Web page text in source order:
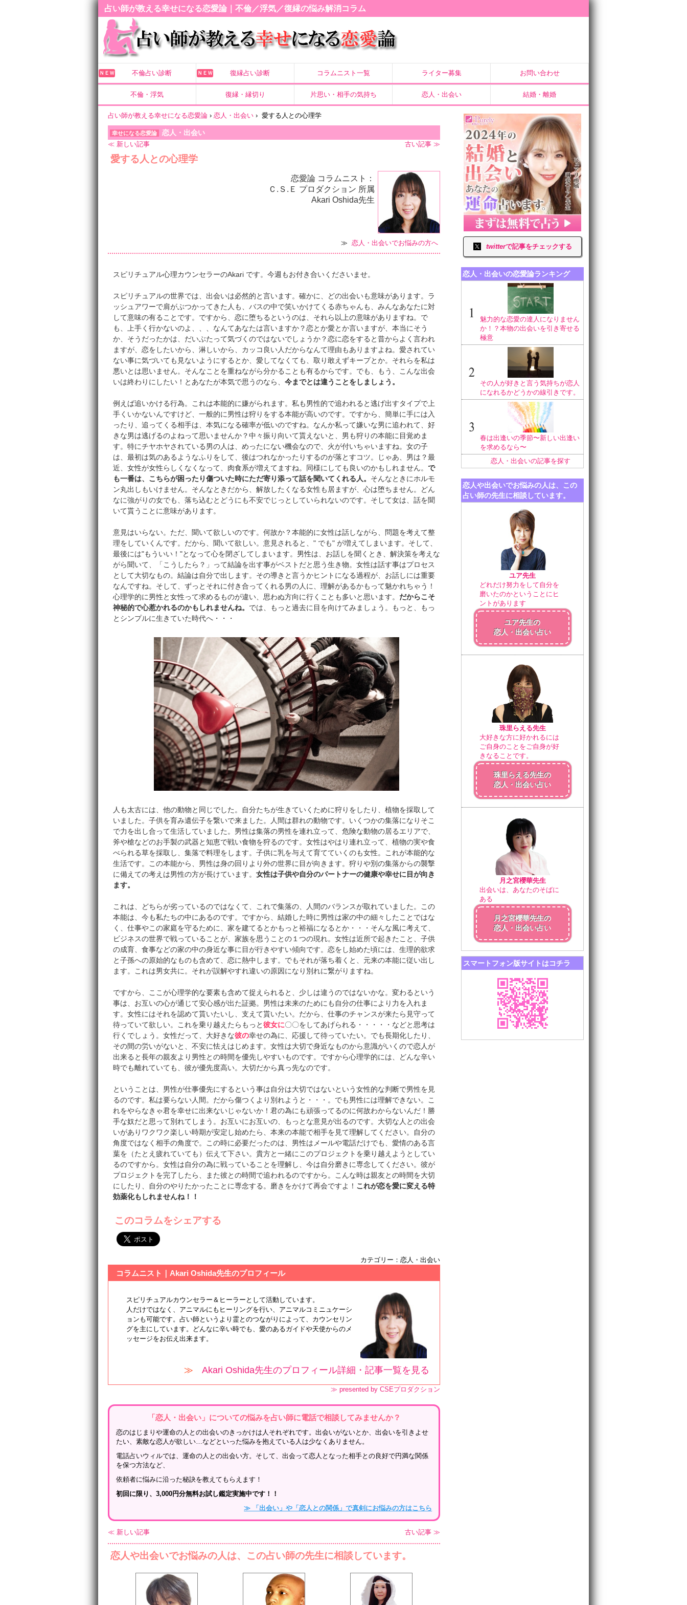
占い師が教える幸せになる恋愛論｜不倫／浮気／復縁の悩み解消コラム
ＮＥＷ 不倫占い診断 ＮＥＷ 復縁占い診断 コラムニスト一覧 ライター募集 お問い合わせ
不倫・浮気 復縁・縁切り 片思い・相手の気持ち 恋人・出会い 結婚・離婚
占い師が教える幸せになる恋愛論 ›恋人・出会い › 愛する人との心理学
幸せになる恋愛論 恋人・出会い
≪ 新しい記事 古い記事 ≫
愛する人との心理学
恋愛論 コラムニスト：
Ｃ.Ｓ.Ｅ プロダクション 所属
Akari Oshida先生
≫恋人・出会いでお悩みの方へ
スピリチュアル心理カウンセラーのAkari です。今週もお付き合いくださいませ。
スピリチュアルの世界では、出会いは必然的と言います。確かに、どの出会いも意味があります。ラ
ッシュアワーで肩がぶつかってきた人も、バスの中で笑いかけてくる赤ちゃんも、みんなあなたに対
して意味の有ることです。ですから、恋に堕ちるというのは、それら以上の意味がありますね。で
も、上手く行かないのよ、、、なんてあなたは言いますか？恋とか愛とか言いますが、本当にそう
か、そうだったかは、だいぶたって気づくのではないでしょうか？恋に恋をすると昔からよく言われ
ますが、恋をしたいから、淋しいから、カッコ良い人だからなんて理由もありますよね。愛されてい
ない事に気づいても見ないようにするとか、愛してなくても、取り敢えずキープとか。それらを私は
悪いとは思いません。そんなことを重ねながら分かることも有るからです。でも、もう、こんな出会
いは終わりにしたい！とあなたが本気で思うのなら、今までとは違うことをしましょう。
例えば追いかける行為。これは本能的に嫌がられます。私も男性的で追われると逃げ出すタイプで上
手くいかないんですけど、一般的に男性は狩りをする本能が高いのです。ですから、簡単に手には入
ったり、追ってくる相手は、本気になる確率が低いのですね。なんか私って嫌いな男に追われて、好
きな男は逃げるのよねって思いませんか？中々振り向いて貰えないと、男も狩りの本能に目覚めま
す。特にチヤホヤされている男の人は、めったにない機会なので、火が付いちゃいますね。女の子
は、最初は気のあるようなふりをして、後はつれなかったりするのが落とすコツ。じゃあ、男は？最
近、女性が女性らしくなくなって、肉食系が増えてますね。同様にしても良いのかもしれません。で
も一番は、こちらが困ったり傷ついた時にただ寄り添って話を聞いてくれる人。 そんなときにホルモ
ン丸出しもいけません。そんなときだから、解放したくなる女性も居ますが、心は堕ちません。どん
なに強がりの女でも、落ち込むとどうにも不安でじっとしていられないのです。そして女は、話を聞
いて貰うことに意味があります。
意見はいらない。ただ、聞いて欲しいのです。何故か？本能的に女性は話しながら、問題を考えて整
理をしていくんです。だから、聞いて欲しい。意見されると、" でも" が増えてしまいます。そして、
最後には"もういい！"となって心を閉ざしてしまいます。男性は、お話しを聞くとき、解決策を考えな
がら聞いて、「こうしたら？」って結論を出す事がベストだと思う生き物。女性は話す事はプロセス
として大切なもの。結論は自分で出します。その導きと言うかヒントになる過程が、お話しには重要
なんですね。そして、ずっとそれに付き合ってくれる男の人に、理解があるかもって魅かれちゃう！
心理学的に男性と女性って求めるものが違い、思わぬ方向に行くことも多いと思います。 だからこそ
神秘的で心惹かれるのかもしれませんね。 では、もっと過去に目を向けてみましょう。もっと、もっ
とシンプルに生きていた時代へ・・・
人も太古には、他の動物と同じでした。自分たちが生きていくために狩りをしたり、植物を採取して
いました。子供を育み遺伝子を繋いで来ました。人間は群れの動物です。いくつかの集落になりそこ
で力を出し合って生活していました。男性は集落の男性を連れ立って、危険な動物の居るエリアで、
斧や槍などのお手製の武器と知恵で戦い食物を狩るのです。女性はやはり連れ立って、植物の実や食
べられる草を採取し、集落で料理をします。子供に乳を与えて育てていくのも女性。これが本能的な
生活です。この本能から、男性は身の回りより外の世界に目が向きます。狩りや別の集落からの襲撃
に備えての考えは男性の方が長けています。女性は子供や自分のパートナーの健康や幸せに目が向き
ます。
これは、どちらが劣っているのではなくて、これで集落の、人間のバランスが取れていました。この
本能は、今も私たちの中にあるのです。ですから、結婚した時に男性は家の中の細々したことではな
く、仕事やこの家庭を守るために、家を建てるとかもっと裕福になるとか・・・そんな風に考えて、
ビジネスの世界で戦っていることが、家族を思うことの１つの現れ。女性は近所で起きたこと、子供
の成育、食事などの家の中の身近な事に目が行きやすい傾向です。恋をし始めた頃には、生理的欲求
と子孫への原始的なものも含めて、恋に熱中します。でもそれが落ち着くと、元来の本能に従い出し
ます。これは男女共に。それが誤解やすれ違いの原因になり別れに繋がりますね。
ですから、ここが心理学的な要素も含めて捉えられると、少しは違うのではないかな。変わるという
事は、お互いの心が通じて安心感が出た証拠。男性は未来のためにも自分の仕事により力を入れま
す。女性にはそれを認めて貰いたいし、支えて貰いたい。だから、仕事のチャンスが来たら見守って
待っていて欲しい。これを乗り越えたらもっと彼女に〇〇をしてあげられる・・・・・などと思考は
行くでしょう。女性だって、大好きな彼の幸せの為に、応援して待っていたい。でも長期化したり、
その間の労いがないと、不安に怯えはじめます。女性は大切で身近なものから意識がいくので恋人が
出来ると長年の親友より男性との時間を優先しやすいものです。ですから心理学的には、どんな辛い
時でも離れていても、彼が優先度高い。大切だから真っ先なのです。
ということは、男性が仕事優先にするという事は自分は大切ではないという女性的な判断で男性を見
るのです。私は要らない人間。だから傷つくより別れようと・・・。でも男性には理解できない。こ
れをやらなきゃ君を幸せに出来ないじゃないか！君の為にも頑張ってるのに何故わからないんだ！勝
手な奴だと思って別れてしまう。お互いにお互いの、もっとな意見が出るのです。大切な人との出会
いがありワクワク楽しい時期が安定し始めたら、本来の本能で相手を見て理解してください。自分の
角度ではなく相手の角度で。この時に必要だったのは、男性はメールや電話だけでも、愛情のある言
葉を（たとえ疲れていても）伝えて下さい。貴方と一緒にこのプロジェクトを乗り越えようとしてい
るのですから。女性は自分の為に戦っていることを理解し、今は自分磨きに専念してください。彼が
プロジェクトを完了したら、また彼との時間で追われるのですから。こんな時は親友との時間を大切
にしたり、自分のやりたかったことに専念する。磨きをかけて再会ですよ！ これが恋を愛に変える特
効薬化もしれませんね！！
このコラムをシェアする
カテゴリー：恋人・出会い
コラムニスト｜Akari Oshida先生のプロフィール
スピリチュアルカウンセラー＆ヒーラーとして活動しています。
人だけではなく、アニマルにもヒーリングを行い、アニマルコミニュケーシ
ョンも可能です。占い師というより霊とのつながりによって、カウンセリン
グを主にしています。どんなに辛い時でも、愛のあるガイドや天使からのメ
ッセージをお伝え出来ます。
≫ Akari Oshida先生のプロフィール詳細・記事一覧を見る
≫ presented by CSEプロダクション
「恋人・出会い」についての悩みを占い師に電話で相談してみませんか？
恋のはじまりや運命の人との出会いのきっかけは人それぞれです。出会いがないとか、出会いを引きよせ
たい、素敵な恋人が欲しい…などといった悩みを抱えている人は少なくありません。
電話占いウィルでは、運命の人との出会い方。そして、出会って恋人となった相手との良好で円満な関係
を保つ方法など、
依頼者に悩みに沿った秘訣を教えてもらえます！
初回に限り、3,000円分無料お試し鑑定実施中です！！
≫ 「出会い」や「恋人との関係」で真剣にお悩みの方はこちら
≪ 新しい記事 古い記事 ≫
恋人や出会いでお悩みの人は、この占い師の先生に相談しています。
twitterで記事をチェックする
恋人・出会いの恋愛論ランキング
魅力的な恋愛の達人になりません
か！？本物の出会いを引き寄せる
極意
その人が好きと言う気持ちが恋人
になれるかどうかの線引きです。
春は出逢いの季節〜新しい出逢い
を求めるなら〜
恋人・出会いの記事を探す
恋人や出会いでお悩みの人は、この
占い師の先生に相談しています。
ユア先生
どれだけ努力をして自分を
磨いたのかということにヒ
ントがあります
ユア先生の
恋人・出会い占い
珠里らえる先生
大好きな方に好かれるには
ご自身のことをご自身が好
きなることです。
珠里らえる先生の
恋人・出会い占い
月之宮櫻華先生
出会いは、あなたのそばに
ある
月之宮櫻華先生の
恋人・出会い占い
スマートフォン版サイトはコチラ